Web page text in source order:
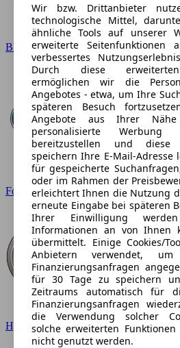
BMW
Ford
Hyundai
Wir bzw. Drittanbieter
technologische Mittel,
ähnliche Tools auf unserer
erweiterte Seitenfunktionen
verbessertes
Durch diese erweiterten
ermöglichen wir die
Angebotes - etwa, um Ihre
späteren Besuch
Angebote aus Ihrer
personalisierte Werbung
bereitzustellen und diese
speichern Ihre E-Mail-Adresse
für gespeicherte
oder im Rahmen der
erleichtert Ihnen die Nutzung
erneute Eingabe bei späteren
Ihrer Einwilligung werden
Informationen an von Ihnen
übermittelt. Einige Cookies/
Anbietern verwendet,
Finanzierungsanfragen
für 30 Tage zu speichern
Zeitraums automatisch für
Finanzierungsanfragen
die Verwendung solcher
solche erweiterten
nicht genutzt werden.